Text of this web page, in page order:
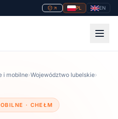
PL EN
i mobilne›Województwo lubelskie›
· CHEŁM